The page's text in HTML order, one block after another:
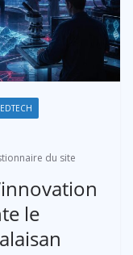
du site
le